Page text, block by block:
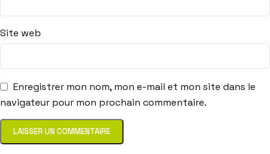
Site web
Enregistrer mon nom, mon e-mail et mon site dans le
navigateur pour mon prochain commentaire.